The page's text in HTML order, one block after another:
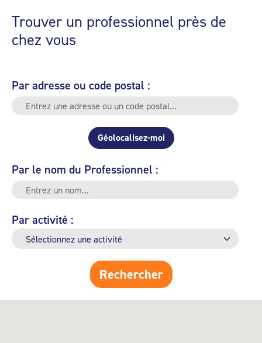
Trouver un professionnel près de
chez vous
Par adresse ou code postal :
Géolocalisez-moi
Par le nom du Professionnel :
Par activité :